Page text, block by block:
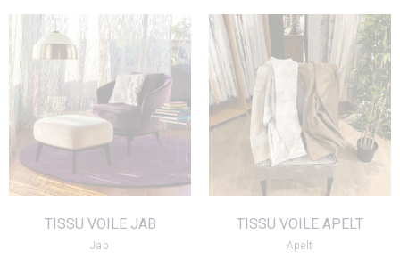
TISSU VOILE JAB
VOIR LE PRODUIT
TISSU VOILE JAB
Jab
TISSU VOILE APELT
VOIR LE PRODUIT
TISSU VOILE APELT
Apelt